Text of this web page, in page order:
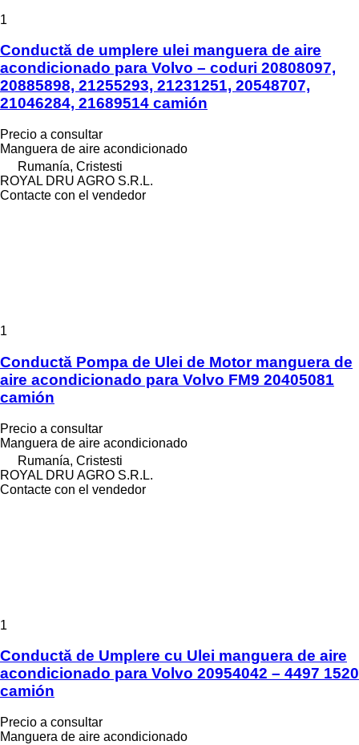
1
Conductă de umplere ulei manguera de aire
acondicionado para Volvo – coduri 20808097,
20885898, 21255293, 21231251, 20548707,
21046284, 21689514 camión
Precio a consultar
Manguera de aire acondicionado
Rumanía, Cristesti
ROYAL DRU AGRO S.R.L.
Contacte con el vendedor
1
Conductă Pompa de Ulei de Motor manguera de
aire acondicionado para Volvo FM9 20405081
camión
Precio a consultar
Manguera de aire acondicionado
Rumanía, Cristesti
ROYAL DRU AGRO S.R.L.
Contacte con el vendedor
1
Conductă de Umplere cu Ulei manguera de aire
acondicionado para Volvo 20954042 – 4497 1520
camión
Precio a consultar
Manguera de aire acondicionado